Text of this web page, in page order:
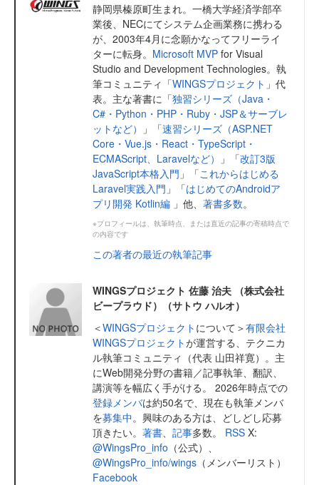
静岡県榛原町生まれ。一橋大学経済学部卒
業後、NECにてシステム企画業務に携わる
が、2003年4月に念願かなってフリーライ
ターに転身。 Microsoft MVP for Visual
Studio and Development Technologies。執
筆コミュニティ「WINGSプロジェクト 」代
表。主な著書に「独習シリーズ（Java・
C#・Python・PHP・Ruby・JSP＆サーブレ
ットなど）
」「速習シリーズ（ASP.NET
Core・Vue.js・React・TypeScript・
ECMAScript、Laravelなど）
」「改訂3版
JavaScript本格入門 」「これからはじめる
Laravel実践入門 」「はじめてのAndroidア
プリ開発 Kotlin編 」他、 著書多数。
※プロフィールは、執筆時点、または直近の記事の寄稿時点で
の内容です
この著者の最近の執筆記事
WINGSプロジェクト 佐藤 治夫 （株式会社
ビープラウド）（サトウ ハルオ）
＜WINGSプロジェクト について＞有限会社
WINGSプロジェクトが運営する、テクニカ
ル執筆コミュニティ（代表 山田祥寛）。主
にWeb開発分野の書籍／記事執筆、翻訳、
講演等を幅広く手がける。 2026年時点での
登録メンバは約50名で、現在も執筆メンバ
を募集中。興味のある方は、どしどし応募
頂きたい。 著書 記事多数。 RSS X:
@WingsPro_info （公式）、
@WingsPro_info/wings （メンバーリスト）
Facebook